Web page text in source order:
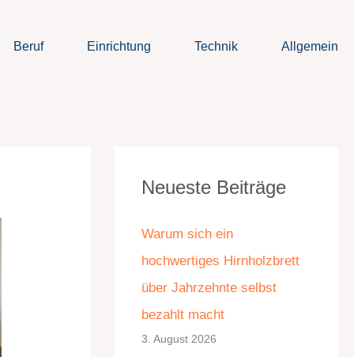
Beruf Einrichtung Technik Allgemein
Neueste Beiträge
Warum sich ein
hochwertiges Hirnholzbrett
über Jahrzehnte selbst
bezahlt macht
3. August 2026
a
e
g
o
r
i
r
h
i
v